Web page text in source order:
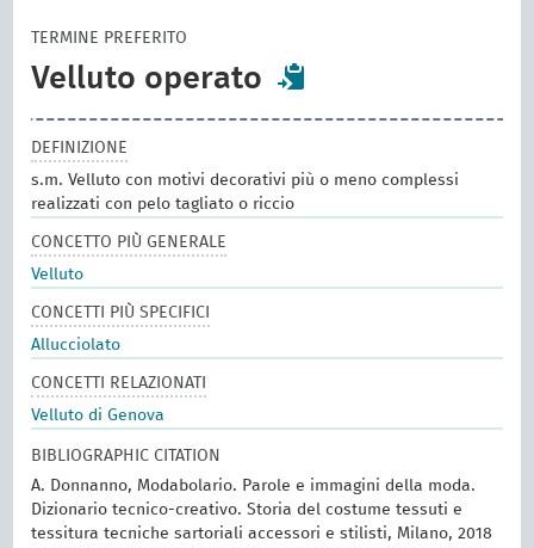
TERMINE PREFERITO
Velluto operato
DEFINIZIONE
s.m. Velluto con motivi decorativi più o meno complessi
realizzati con pelo tagliato o riccio
CONCETTO PIÙ GENERALE
Velluto
CONCETTI PIÙ SPECIFICI
Allucciolato
CONCETTI RELAZIONATI
Velluto di Genova
BIBLIOGRAPHIC CITATION
A. Donnanno, Modabolario. Parole e immagini della moda.
Dizionario tecnico-creativo. Storia del costume tessuti e
tessitura tecniche sartoriali accessori e stilisti, Milano, 2018